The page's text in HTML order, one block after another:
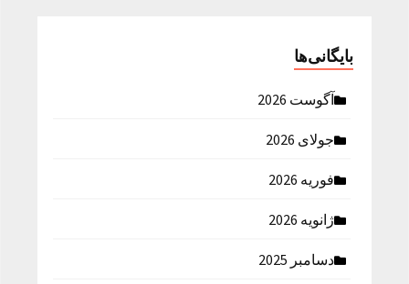
بایگانی‌ها
آگوست 2026
جولای 2026
فوریه 2026
ژانویه 2026
دسامبر 2025